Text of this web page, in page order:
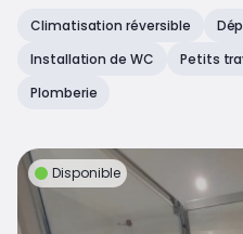
Climatisation réversible
Installation de WC
Petits
Plomberie
Disponible